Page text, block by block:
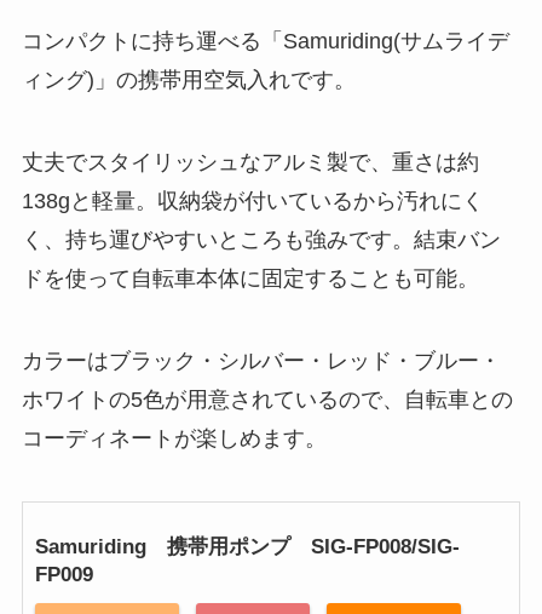
コンパクトに持ち運べる「Samuriding(サムライデ
ィング)」の携帯用空気入れです。
丈夫でスタイリッシュなアルミ製で、重さは約
138gと軽量。収納袋が付いているから汚れにく
く、持ち運びやすいところも強みです。結束バン
ドを使って自転車本体に固定することも可能。
カラーはブラック・シルバー・レッド・ブルー・
ホワイトの5色が用意されているので、自転車との
コーディネートが楽しめます。
Samuriding 携帯用ポンプ SIG-FP008/SIG-
FP009